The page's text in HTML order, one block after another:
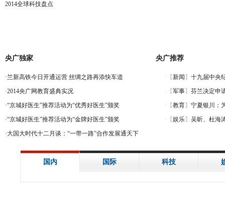
2014全球科技盘点
央广独家
·兰新高铁今日开通运营 丝绸之路再添快车道
·2014央广网教育盛典实况
·“京城好医生”推荐活动为“优秀好医生”颁奖
·“京城好医生”推荐活动为“金牌好医生”颁奖
·大国大时代十二月谈：“一带一路”合作发展通天下
央广推荐